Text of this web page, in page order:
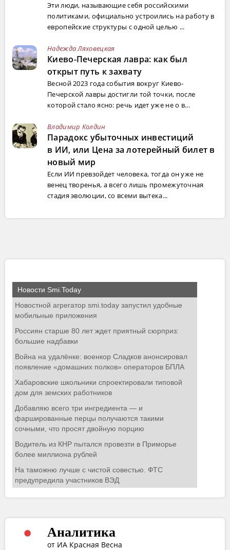
Эти люди, называющие себя российскими
политиками, официально устроились на работу в
европейские структуры с одной целью ...
Надежда Ляховецкая
Киево-Печерская лавра: как был
открыт путь к захвату
Весной 2023 года события вокруг Киево-
Печерской лавры достигли той точки, после
которой стало ясно: речь идет уже не о в...
Владимир Колдин
Парадокс убыточных инвестиций
в ИИ, или Цена за лотерейный билет в
новый мир
Если ИИ превзойдет человека, тогда он уже не
венец творенья, а всего лишь промежуточная
стадия эволюции, со всеми вытека...
Аналитика
от ИА Красная Весна